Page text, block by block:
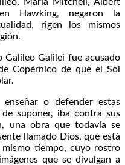
Hawking, negaron la
rigen los mismos
Galileo Galilei fue acusado
Copérnico de que el Sol
o defender estas
suponer, iba contra sus
una obra que todavía se
llamado Dios, que está
tiempo, cuyo rostro
que se divulgan a